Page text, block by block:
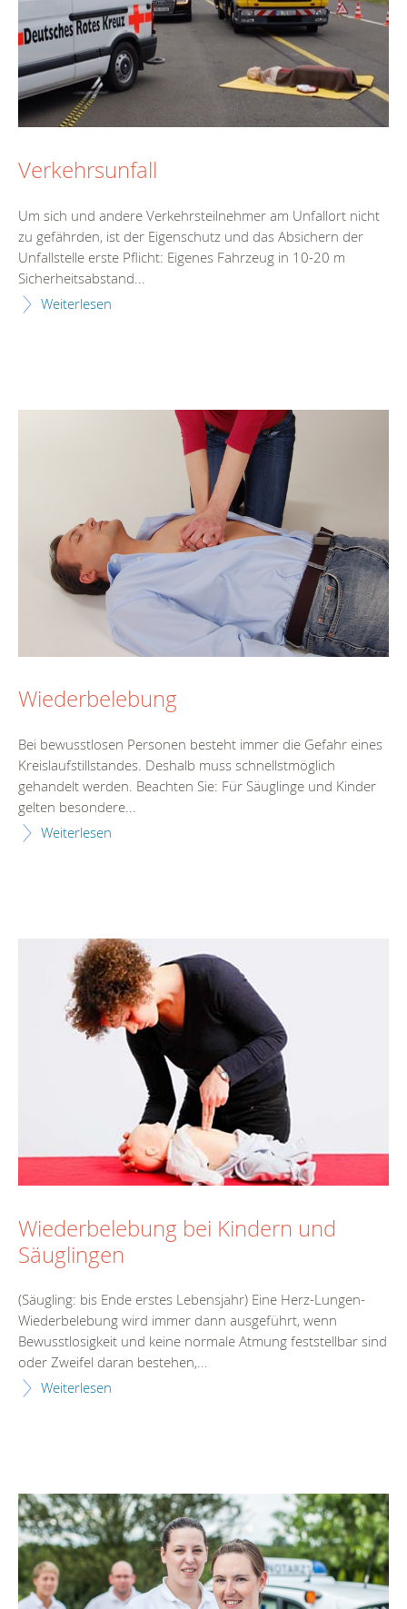
Verkehrsunfall
Um sich und andere Verkehrsteilnehmer am Unfallort nicht
zu gefährden, ist der Eigenschutz und das Absichern der
Unfallstelle erste Pflicht: Eigenes Fahrzeug in 10-20 m
Sicherheitsabstand...
Weiterlesen
Wiederbelebung
Bei bewusstlosen Personen besteht immer die Gefahr eines
Kreislaufstillstandes. Deshalb muss schnellstmöglich
gehandelt werden. Beachten Sie: Für Säuglinge und Kinder
gelten besondere...
Weiterlesen
Wiederbelebung bei Kindern und
Säuglingen
(Säugling: bis Ende erstes Lebensjahr) Eine Herz-Lungen-
Wiederbelebung wird immer dann ausgeführt, wenn
Bewusstlosigkeit und keine normale Atmung feststellbar sind
oder Zweifel daran bestehen,...
Weiterlesen